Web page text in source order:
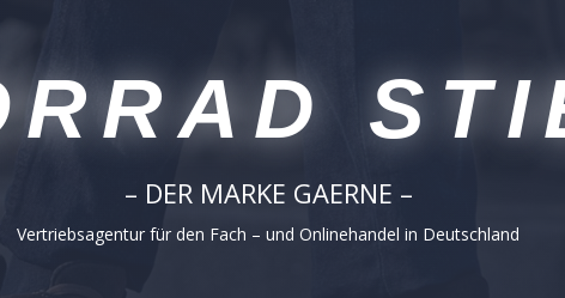
– DER MARKE GAERNE –
Vertriebsagentur für den Fach – und Onlinehandel in Deutschland